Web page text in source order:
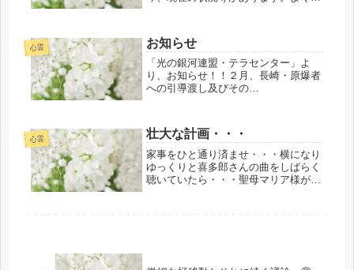
したら？これが最後になるのかもしれ
ないと度々、思うことが続いている現
況...
心霊 お知らせ
「光の銀河連盟・テラセンター」よ
り、お知らせ！！２月、長崎・原爆者
への引導渡し及びその
申し込み締め切りは都合により、１月
１８日にて終了しました。第２回目の
お申し込みは、１月...
心霊 壮大な計画・・・
家事をひと通り済ませ・・・横になり
ゆっくりと喜多郎さんの曲をしばらく
聴いていたら・・・聖母マリア様が久